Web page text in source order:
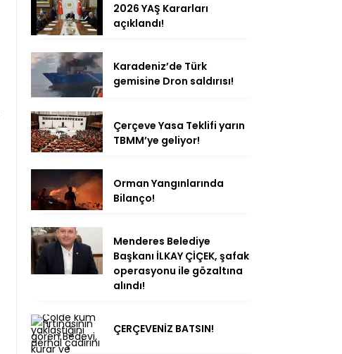
2026 YAŞ Kararları
açıklandı!
Karadeniz’de Türk
gemisine Dron saldırısı!
Çerçeve Yasa Teklifi yarın
TBMM’ye geliyor!
Orman Yangınlarında
Bilanço!
Menderes Belediye
Başkanı İLKAY ÇİÇEK, şafak
operasyonu ile gözaltına
alındı!
ÇERÇEVENİZ BATSIN!